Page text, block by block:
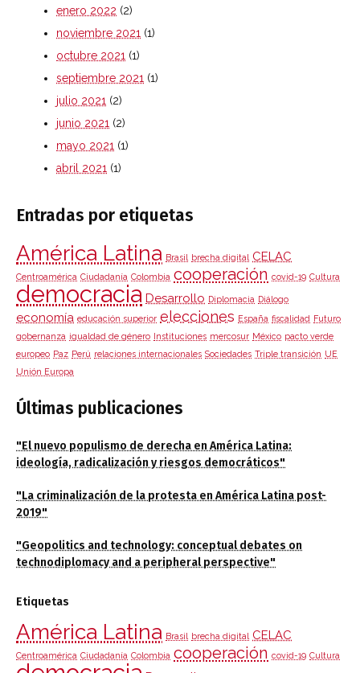
enero 2022 (2)
noviembre 2021 (1)
octubre 2021 (1)
septiembre 2021 (1)
julio 2021 (2)
junio 2021 (2)
mayo 2021 (1)
abril 2021 (1)
Entradas por etiquetas
América Latina Brasil brecha digital CELAC
Centroamérica Ciudadanía Colombia cooperación covid-19 Cultura
democracia Desarrollo Diplomacia Diálogo
economía educación superior elecciones España fiscalidad Futuro
gobernanza igualdad de género Instituciones mercosur México pacto verde
europeo Paz Perú relaciones internacionales Sociedades Triple transición UE
Unión Europa
Últimas publicaciones
"El nuevo populismo de derecha en América Latina:
ideología, radicalización y riesgos democráticos"
"La criminalización de la protesta en América Latina post-
2019"
"Geopolitics and technology: conceptual debates on
technodiplomacy and a peripheral perspective"
Etiquetas
América Latina Brasil brecha digital CELAC
Centroamérica Ciudadanía Colombia cooperación covid-19 Cultura